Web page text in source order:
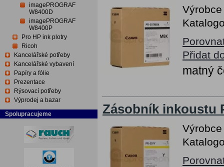
imagePROGRAF
W8400D
imagePROGRAF
W8400P
Pro HP ink plotry
Ricoh
Kancelářské potřeby
Kancelářské vybavení
Papíry a fólie
Prezentace
Rýsovací potřeby
Výprodej a bazar
Spolupracujeme
Přidat
matný
Zásobník inkoustu